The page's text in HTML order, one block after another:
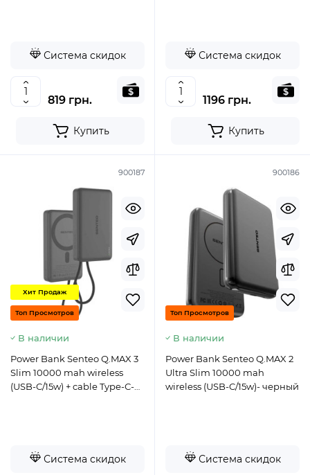
Система скидок
819 грн.
Купить
Система скидок
1196 грн.
Купить
900187
Хит Продаж
Топ Просмотров
В наличии
Power Bank Senteo Q.MAX 3
Slim 10000 mah wireless
(USB-C/15w) + cable Type-С-
Система скидок
900186
Топ Просмотров
В наличии
Power Bank Senteo Q.MAX 2
Ultra Slim 10000 mah
wireless (USB-C/15w)- черный
Система скидок